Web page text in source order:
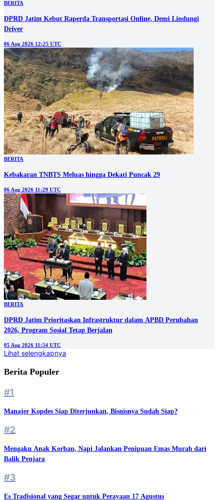
BERITA
DPRD Jatim Kebut Raperda Transportasi Online, Demi Lindungi
Driver
06 Aug 2026 12:25 UTC
BERITA
Kebakaran TNBTS Meluas hingga Dekati Puncak 29
06 Aug 2026 11:29 UTC
BERITA
DPRD Jatim Prioritaskan Infrastruktur dalam APBD Perubahan
2026, Program Sosial Tetap Berjalan
05 Aug 2026 11:54 UTC
Lihat selengkapnya
Berita Populer
#1
Manajer Kopdes Siap Diterjunkan, Bisnisnya Sudah Siap?
#2
Mengaku Anak Korban, Napi Jalankan Penipuan Emas Murah dari
Balik Penjara
#3
Es Tradisional yang Segar untuk Perayaan 17 Agustus